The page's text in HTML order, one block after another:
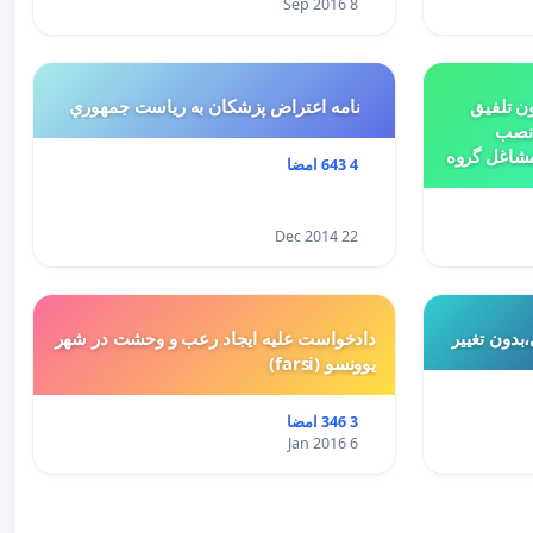
8 Sep 2016
تلفیق
نصب
گروه
کاربری
نامه اعتراض پزشكان به رياست جمهوري
4 643 امضا
22 Dec 2014
تغییر
دادخواست علیه ایجاد رعب و وحشت در شهر
یوونسو (farsi)
3 346 امضا
6 Jan 2016